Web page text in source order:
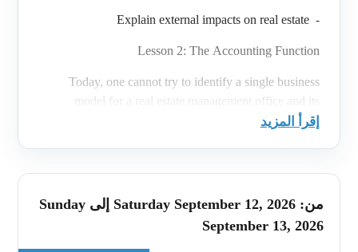
-
Explain external impacts on real estate
Lesson 2: The Accounting Function
Today, one cannot try to identify a single business
model for a real estate management office and its
accounting function. Many permutations can be found
level and cost of service.
In this lesson, you will learn how to:
إقرأ المزيد
من: Saturday September 12, 2026 إلى Sunday
September 13, 2026